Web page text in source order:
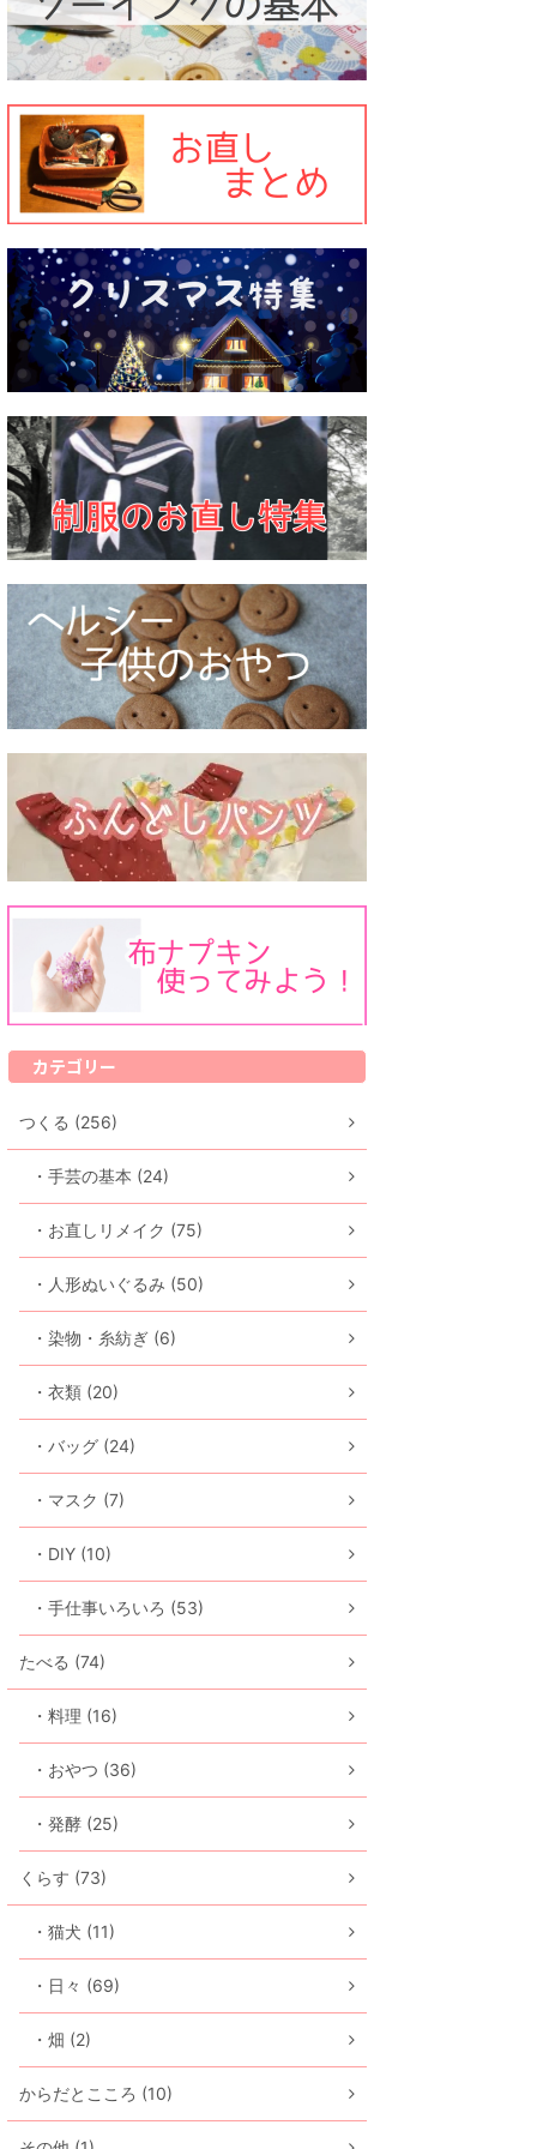
カテゴリー
つくる (256)
・手芸の基本 (24)
・お直しリメイク (75)
・人形ぬいぐるみ (50)
・染物・糸紡ぎ (6)
・衣類 (20)
・バッグ (24)
・マスク (7)
・DIY (10)
・手仕事いろいろ (53)
たべる (74)
・料理 (16)
・おやつ (36)
・発酵 (25)
くらす (73)
・猫犬 (11)
・日々 (69)
・畑 (2)
からだとこころ (10)